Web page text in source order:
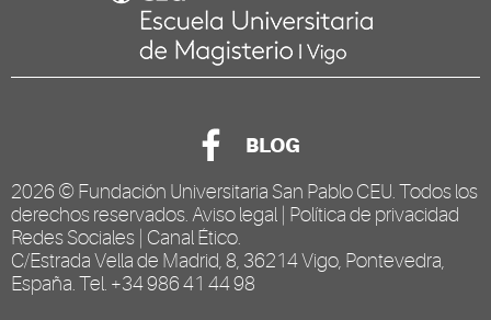
BLOG
2026 © Fundación Universitaria San Pablo CEU. Todos los
derechos reservados. Aviso legal
Política de privacidad
Redes Sociales Canal Ético.
C/Estrada Vella de Madrid, 8, 36214 Vigo, Pontevedra,
España. Tel. +34 986 41 44 98